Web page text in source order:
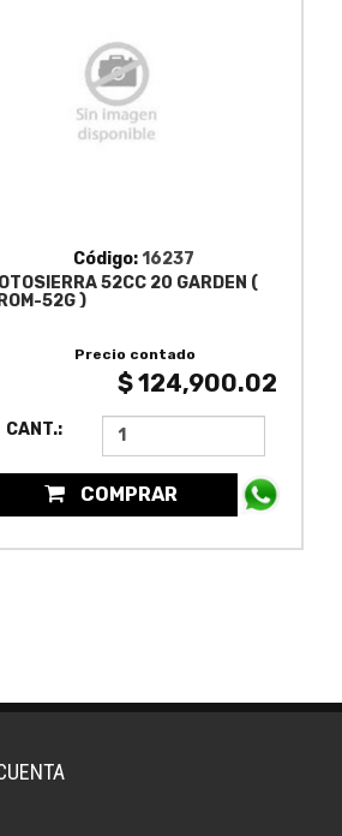
Código:16237
52CC 20 GARDEN (
52G )
Precio contado
$ 124,900.02
CANT.:
COMPRAR